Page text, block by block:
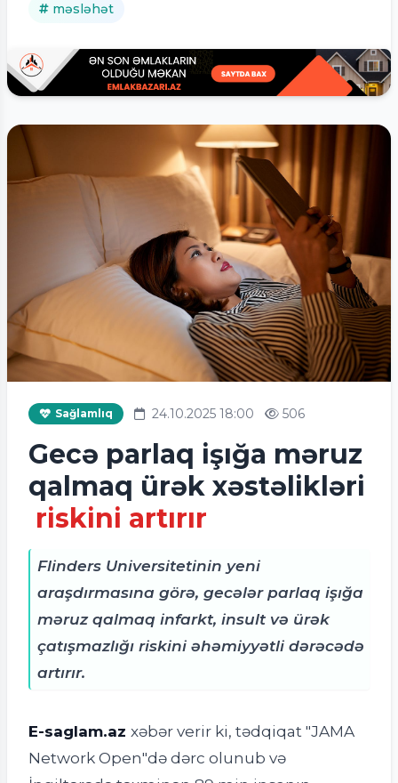
məsləhət
Sağlamlıq 24.10.2025 18:00 506
Gecə parlaq işığa məruz
qalmaq ürək xəstəlikləri
riskini artırır
Flinders Universitetinin yeni
araşdırmasına görə, gecələr parlaq işığa
məruz qalmaq infarkt, insult və ürək
çatışmazlığı riskini əhəmiyyətli dərəcədə
artırır.
E-saglam.az xəbər verir ki, tədqiqat "JAMA
Network Open"də dərc olunub və